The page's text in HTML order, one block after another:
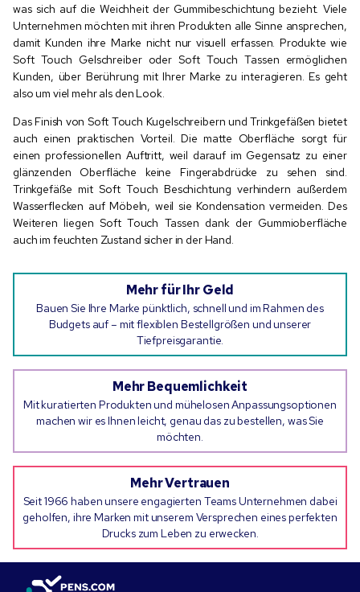
was sich auf die Weichheit der Gummibeschichtung bezieht. Viele
Unternehmen möchten mit ihren Produkten alle Sinne ansprechen,
damit Kunden ihre Marke nicht nur visuell erfassen. Produkte wie
Soft Touch Gelschreiber oder Soft Touch Tassen ermöglichen
Kunden, über Berührung mit Ihrer Marke zu interagieren. Es geht
also um viel mehr als den Look.
Das Finish von Soft Touch Kugelschreibern und Trinkgefäßen bietet
auch einen praktischen Vorteil. Die matte Oberfläche sorgt für
einen professionellen Auftritt, weil darauf im Gegensatz zu einer
glänzenden Oberfläche keine Fingerabdrücke zu sehen sind.
Trinkgefäße mit Soft Touch Beschichtung verhindern außerdem
Wasserflecken auf Möbeln, weil sie Kondensation vermeiden. Des
Weiteren liegen Soft Touch Tassen dank der Gummioberfläche
auch im feuchten Zustand sicher in der Hand.
Mehr für Ihr Geld
Bauen Sie Ihre Marke pünktlich, schnell und im Rahmen des
Budgets auf – mit flexiblen Bestellgrößen und unserer
Tiefpreisgarantie.
Mehr Bequemlichkeit
Mit kuratierten Produkten und mühelosen Anpassungsoptionen
machen wir es Ihnen leicht, genau das zu bestellen, was Sie
möchten.
Mehr Vertrauen
Seit 1966 haben unsere engagierten Teams Unternehmen dabei
geholfen, ihre Marken mit unserem Versprechen eines perfekten
Drucks zum Leben zu erwecken.